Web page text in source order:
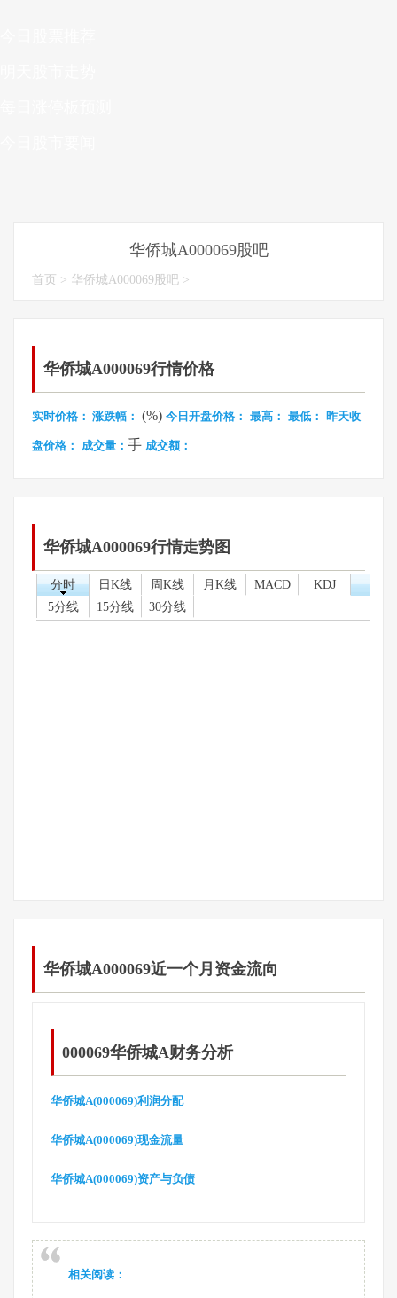
华侨城A000069股吧
首页 > 华侨城A000069股吧 >
华侨城A000069行情价格
实时价格： 涨跌幅： (%) 今日开盘价格： 最高： 最低： 昨天收
盘价格： 成交量： 手 成交额：
华侨城A000069行情走势图
分时 日K线 周K线 月K线 MACD
KDJ
5分线
15分线 30分线
华侨城A000069近一个月资金流向
000069华侨城A财务分析
华侨城A(000069)利润分配
华侨城A(000069)现金流量
华侨城A(000069)资产与负债
相关阅读：